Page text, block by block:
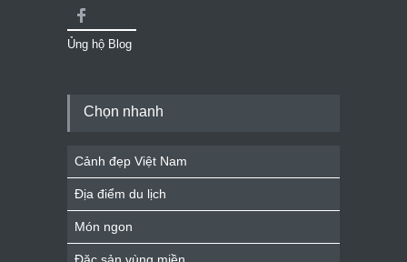
Ủng hộ Blog
Chọn nhanh
Cảnh đẹp Việt Nam
Địa điểm du lịch
Món ngon